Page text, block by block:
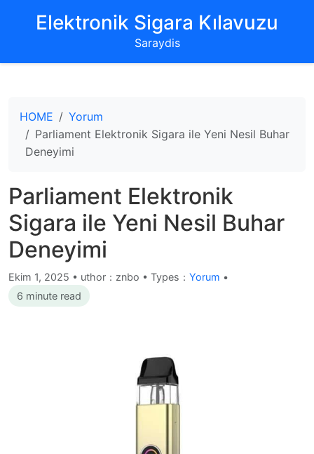
‌Elektronik Sigara Kılavuzu‌
Saraydis
HOME
Yorum
Parliament Elektronik Sigara ile Yeni Nesil Buhar
Deneyimi
Parliament Elektronik
Sigara ile Yeni Nesil Buhar
Deneyimi
Ekim 1, 2025 • uthor：znbo • Types： Yorum •
6 minute read